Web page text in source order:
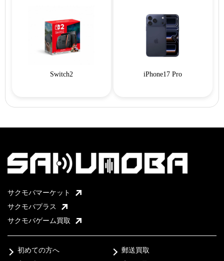
Switch2 iPhone17 Pro
サクモバマーケット
サクモバプラス
サクモバゲーム買取
初めての方へ
郵送買取